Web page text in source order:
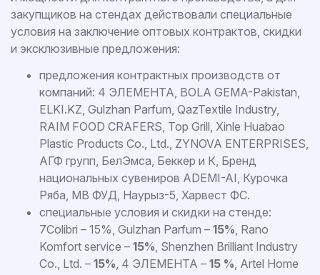
закупщиков на стендах действовали специальные
условия на заключение оптовых контрактов, скидки
и эксклюзивные предложения:
предложения контрактных производств от
компаний: 4 ЭЛЕМЕНТА, BOLA GEMA-Pakistan,
ELKI.KZ, Gulzhan Parfum, QazTextile Industry,
RAIM FOOD CRAFERS, Top Grill, Xinle Huabao
Plastic Products Co., Ltd., ZYNOVA ENTERPRISES,
АГФ групп, БелЭмса, Беккер и К, Бренд
национальных сувениров ADEMI-AI, Курочка
Ряба, МВ ФУД, Наурыз-5, Харвест ФС.
специальные условия и скидки на стенде:
7Colibri – 15%, Gulzhan Parfum – 15% , Rano
Komfort service – 15% , Shenzhen Brilliant Industry
Co., Ltd. – 15% , 4 ЭЛЕМЕНТА – 15 % , Artel Home